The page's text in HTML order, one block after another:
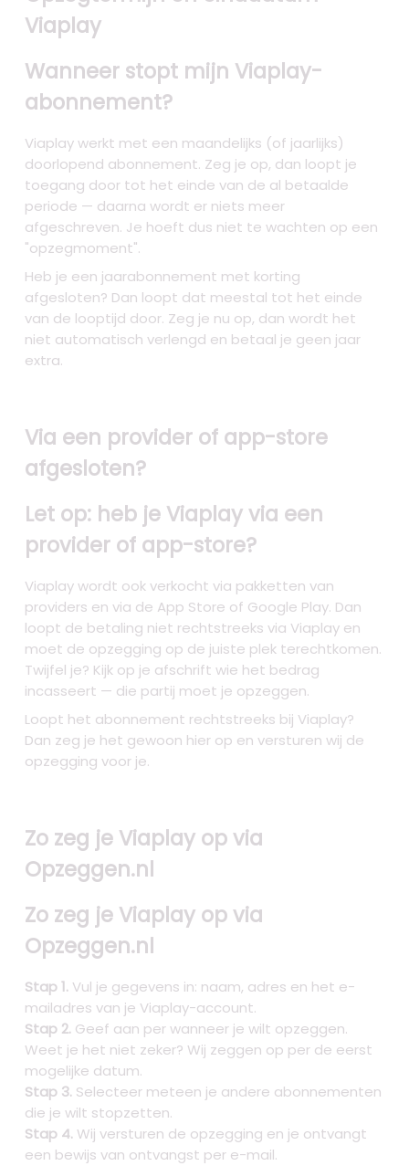
Viaplay
Wanneer stopt mijn Viaplay-
abonnement?
Viaplay werkt met een maandelijks (of jaarlijks)
doorlopend abonnement. Zeg je op, dan loopt je
toegang door tot het einde van de al betaalde
periode — daarna wordt er niets meer
afgeschreven. Je hoeft dus niet te wachten op een
"opzegmoment".
Heb je een jaarabonnement met korting
afgesloten? Dan loopt dat meestal tot het einde
van de looptijd door. Zeg je nu op, dan wordt het
niet automatisch verlengd en betaal je geen jaar
extra.
Via een provider of app-store
afgesloten?
Let op: heb je Viaplay via een
provider of app-store?
Viaplay wordt ook verkocht via pakketten van
providers en via de App Store of Google Play. Dan
loopt de betaling niet rechtstreeks via Viaplay en
moet de opzegging op de juiste plek terechtkomen.
Twijfel je? Kijk op je afschrift wie het bedrag
incasseert — die partij moet je opzeggen.
Loopt het abonnement rechtstreeks bij Viaplay?
Dan zeg je het gewoon hier op en versturen wij de
opzegging voor je.
Zo zeg je Viaplay op via
Opzeggen.nl
Zo zeg je Viaplay op via
Opzeggen.nl
Stap 1. Vul je gegevens in: naam, adres en het e-
mailadres van je Viaplay-account.
Stap 2. Geef aan per wanneer je wilt opzeggen.
Weet je het niet zeker? Wij zeggen op per de eerst
mogelijke datum.
Stap 3. Selecteer meteen je andere abonnementen
die je wilt stopzetten.
Stap 4. Wij versturen de opzegging en je ontvangt
een bewijs van ontvangst per e-mail.